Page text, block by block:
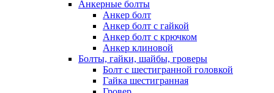
Анкерные болты
Анкер болт
Анкер болт с гайкой
Анкер болт с крючком
Анкер клиновой
Болты, гайки, шайбы, гроверы
Болт c шестигранной головкой
Гайка шестигранная